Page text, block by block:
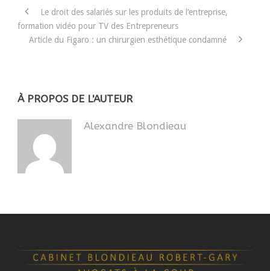
Le droit des salariés sur les produits de l’entreprise,
formation vidéo pour TV des Entrepreneurs
Article du Figaro : un chirurgien esthétique condamné
À PROPOS DE L'AUTEUR
Alexandre Blondieau